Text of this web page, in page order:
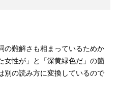
の難解さも相まっているためか
女性が」と「深黄緑色だ」の箇
別の読み方に変換しているので